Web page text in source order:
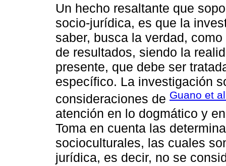
Un hecho resaltante que
socio-jurídica, es que la
saber, busca la verdad,
de resultados, siendo la
presente, que debe ser
específico. La investigación
consideraciones de Guano et
atención en lo dogmático y
Toma en cuenta las
socioculturales, las cuales
jurídica, es decir, no se